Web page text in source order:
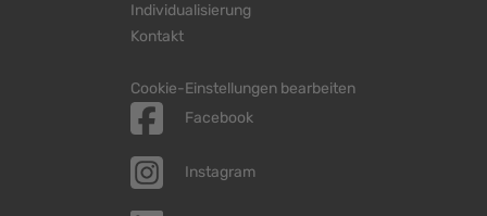
Individualisierung
Kontakt
Cookie-Einstellungen bearbeiten
Facebook
Instagram